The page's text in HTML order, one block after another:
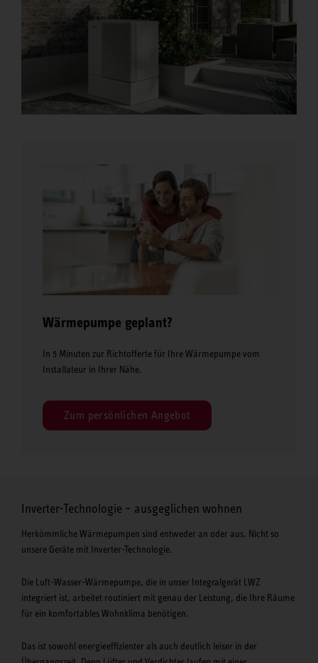
Wärmepumpe geplant?
In 5 Minuten zur Richtofferte für Ihre Wärmepumpe vom
Installateur in Ihrer Nähe.
Zum persönlichen Angebot
Inverter-Technologie – ausgeglichen wohnen
Herkömmliche Wärmepumpen sind entweder an oder aus. Nicht so
unsere Geräte mit Inverter-Technologie.
Die Luft-Wasser-Wärmepumpe, die in unser Integralgerät LWZ
integriert ist, arbeitet routiniert mit genau der Leistung, die Ihre Räume
für ein komfortables Wohnklima benötigen.
Das ist sowohl energieeffizienter als auch deutlich leiser in der